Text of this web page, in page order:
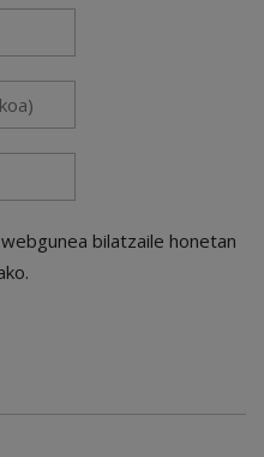
bilatzaile honetan